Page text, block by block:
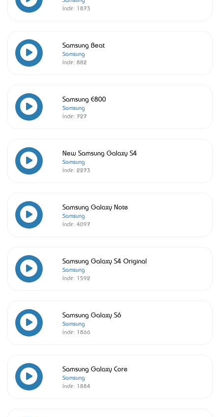
İndir: 1873
Samsung Beat
Samsung
İndir: 882
Samsung E800
Samsung
İndir: 727
New Samsung Galaxy S4
Samsung
İndir: 2273
Samsung Galaxy Note
Samsung
İndir: 4097
Samsung Galaxy S4 Original
Samsung
İndir: 1592
Samsung Galaxy S6
Samsung
İndir: 1866
Samsung Galaxy Core
Samsung
İndir: 1884